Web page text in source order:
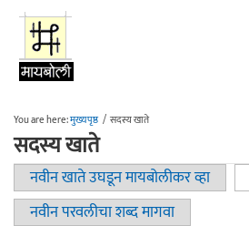
Skip to main content
You are here:मुख्यपृष्ठ / सदस्य खाते
सदस्य खाते
Primary tabs
नवीन खाते उघडून मायबोलीकर व्हा
नवीन परवलीचा शब्द मागवा